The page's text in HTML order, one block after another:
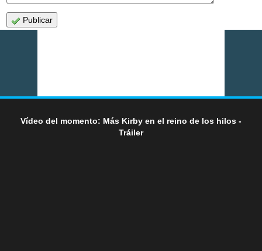
Publicar
Vídeo del momento: Más Kirby en el reino de los hilos -
Tráiler